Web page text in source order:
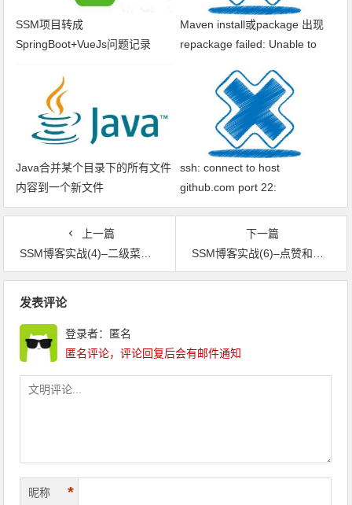
SSM项目转成
SpringBoot+VueJs问题记录
Maven install或package 出现
repackage failed: Unable to
Java合并某个目录下的所有文件
内容到一个新文件
ssh: connect to host
github.com port 22:
Connection timed out fatal: xxx
上一篇
SSM博客实战(4)–二级菜单的实现
下一篇
SSM博客实战(6)–点赞和文章浏览量实现
发表评论
登录者：匿名
匿名评论，评论回复后会有邮件通知
昵称 *